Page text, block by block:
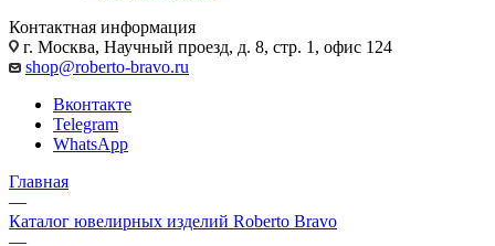
Контактная информация
г. Москва, Научный проезд, д. 8, стр. 1, офис 124
shop@roberto-bravo.ru
Вконтакте
Telegram
WhatsApp
Главная
—
Каталог ювелирных изделий Roberto Bravo
—